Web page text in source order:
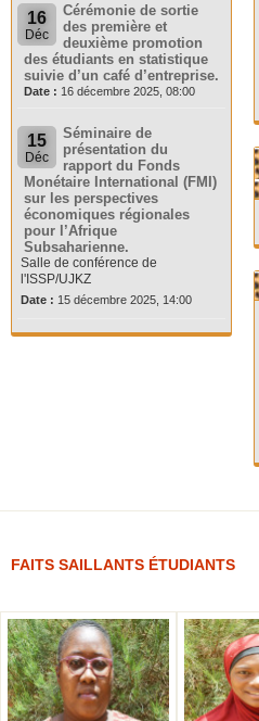
16
Déc
Cérémonie de sortie
des première et
deuxième promotion
des étudiants en statistique
suivie d’un café d’entreprise.
Date : 16 décembre 2025, 08:00
15
Déc
Séminaire de
présentation du
rapport du Fonds
Monétaire International (FMI)
sur les perspectives
économiques régionales
pour l’Afrique
Subsaharienne.
Salle de conférence de
l'ISSP/UJKZ
Date : 15 décembre 2025, 14:00
FAITS SAILLANTS ÉTUDIANTS